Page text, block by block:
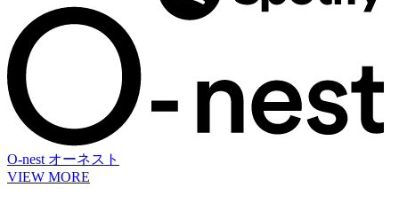
O-nest オーネスト
VIEW MORE